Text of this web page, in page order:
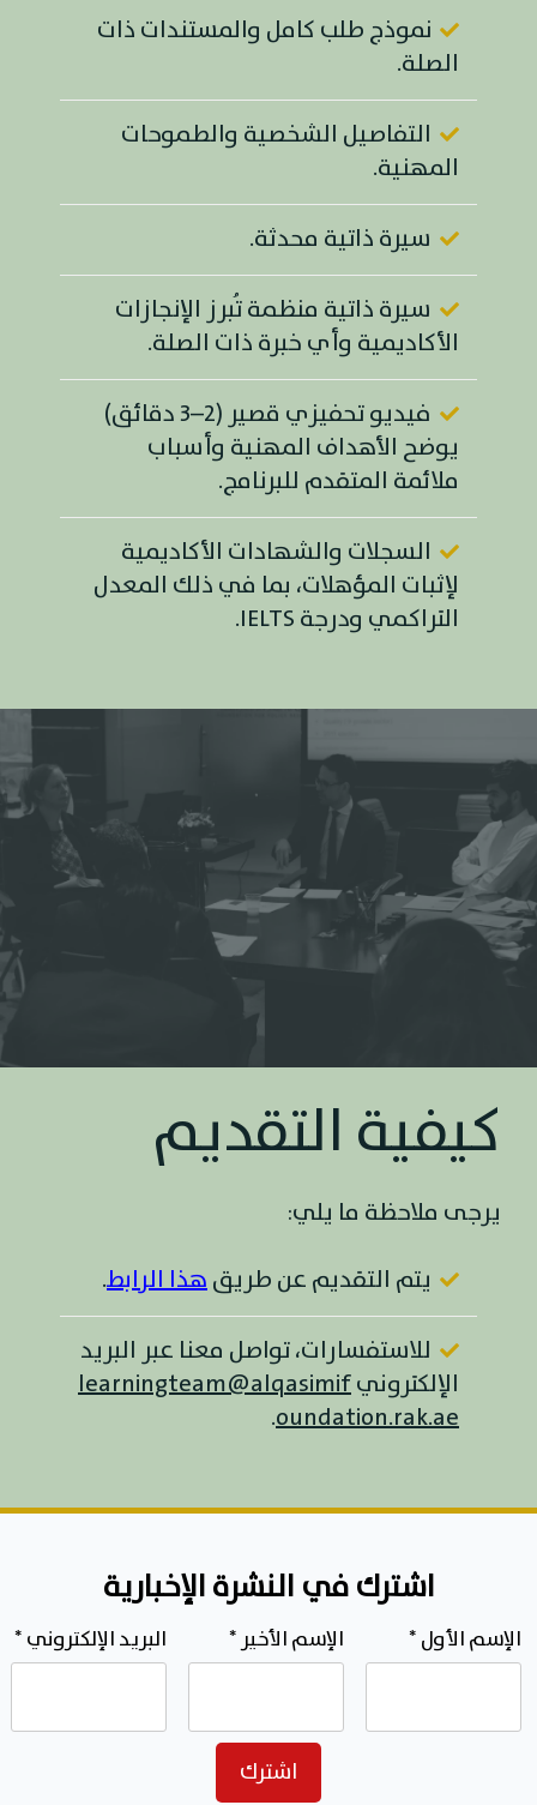
نموذج طلب كامل والمستندات ذات
الصلة.
التفاصيل الشخصية والطموحات
المهنية.
سيرة ذاتية محدثة.
سيرة ذاتية منظمة تُبرز الإنجازات
الأكاديمية وأي خبرة ذات الصلة.
فيديو تحفيزي قصير (2–3 دقائق)
يوضح الأهداف المهنية وأسباب
ملائمة المتقدم للبرنامج.
السجلات والشهادات الأكاديمية
لإثبات المؤهلات، بما في ذلك المعدل
التراكمي ودرجة IELTS.
كيفية التقديم
يرجى ملاحظة ما يلي:
يتم التقديم عن طريقهذا الرابط.
للاستفسارات، تواصل معنا عبر البريد
الإلكترونيlearningteam@alqasimif
oundation.rak.ae
.
اشترك في النشرة الإخبارية
البريد الإلكتروني* الإسم الأخير* الإسم الأول*